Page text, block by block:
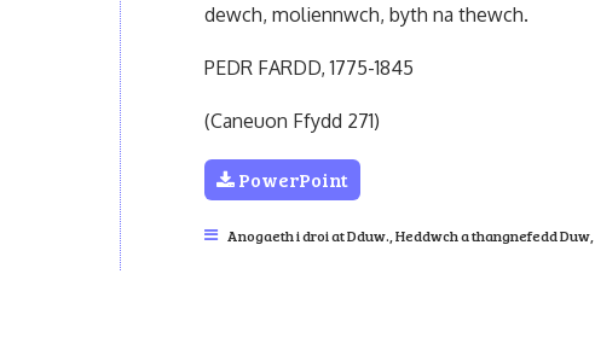
dewch, moliennwch, byth na thewch.
PEDR FARDD, 1775-1845
(Caneuon Ffydd 271)
PowerPoint
Anogaeth i droi at Dduw. Heddwch a thangnefedd Duw,